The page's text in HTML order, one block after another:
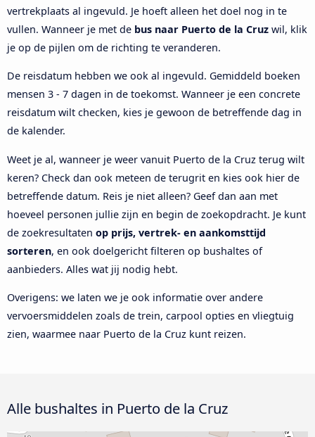
vertrekplaats al ingevuld. Je hoeft alleen het doel nog in te
vullen. Wanneer je met de bus naar Puerto de la Cruz wil, klik
je op de pijlen om de richting te veranderen.
De reisdatum hebben we ook al ingevuld. Gemiddeld boeken
mensen 3 - 7 dagen in de toekomst. Wanneer je een concrete
reisdatum wilt checken, kies je gewoon de betreffende dag in
de kalender.
Weet je al, wanneer je weer vanuit Puerto de la Cruz terug wilt
keren? Check dan ook meteen de terugrit en kies ook hier de
betreffende datum. Reis je niet alleen? Geef dan aan met
hoeveel personen jullie zijn en begin de zoekopdracht. Je kunt
de zoekresultaten op prijs, vertrek- en aankomsttijd
sorteren, en ook doelgericht filteren op bushaltes of
aanbieders. Alles wat jij nodig hebt.
Overigens: we laten we je ook informatie over andere
vervoersmiddelen zoals de trein, carpool opties en vliegtuig
zien, waarmee naar Puerto de la Cruz kunt reizen.
Alle bushaltes in Puerto de la Cruz